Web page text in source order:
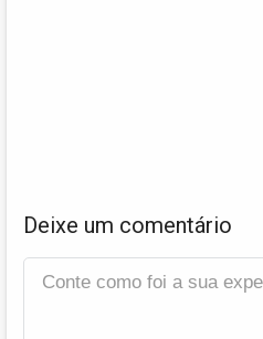
Deixe um comentário